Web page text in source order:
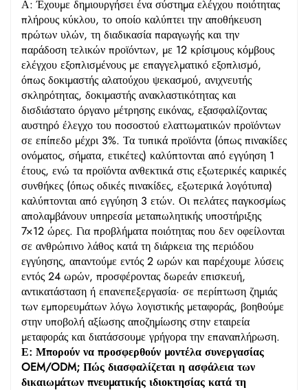
Α: Έχουμε δημιουργήσει ένα σύστημα ελέγχου ποιότητας
πλήρους κύκλου, το οποίο καλύπτει την αποθήκευση
πρώτων υλών, τη διαδικασία παραγωγής και την
παράδοση τελικών προϊόντων, με 12 κρίσιμους κόμβους
ελέγχου εξοπλισμένους με επαγγελματικό εξοπλισμό,
όπως δοκιμαστής αλατούχου ψεκασμού, ανιχνευτής
σκληρότητας, δοκιμαστής ανακλαστικότητας και
δισδιάστατο όργανο μέτρησης εικόνας, εξασφαλίζοντας
αυστηρό έλεγχο του ποσοστού ελαττωματικών προϊόντων
σε επίπεδο μέχρι 3%. Τα τυπικά προϊόντα (όπως πινακίδες
ονόματος, σήματα, ετικέτες) καλύπτονται από εγγύηση 1
έτους, ενώ τα προϊόντα ανθεκτικά στις εξωτερικές καιρικές
συνθήκες (όπως οδικές πινακίδες, εξωτερικά λογότυπα)
καλύπτονται από εγγύηση 3 ετών. Οι πελάτες παγκοσμίως
απολαμβάνουν υπηρεσία μεταπωλητικής υποστήριξης
7×12 ώρες. Για προβλήματα ποιότητας που δεν οφείλονται
σε ανθρώπινο λάθος κατά τη διάρκεια της περιόδου
εγγύησης, απαντούμε εντός 2 ωρών και παρέχουμε λύσεις
εντός 24 ωρών, προσφέροντας δωρεάν επισκευή,
αντικατάσταση ή επανεπεξεργασία· σε περίπτωση ζημιάς
των εμπορευμάτων λόγω λογιστικής μεταφοράς, βοηθούμε
στην υποβολή αξίωσης αποζημίωσης στην εταιρεία
μεταφοράς και διατάσσουμε γρήγορα την επαναπλήρωση.
Ε: Μπορούν να προσφερθούν μοντέλα συνεργασίας
OEM/ODM; Πώς διασφαλίζεται η ασφάλεια των
δικαιωμάτων πνευματικής ιδιοκτησίας κατά τη